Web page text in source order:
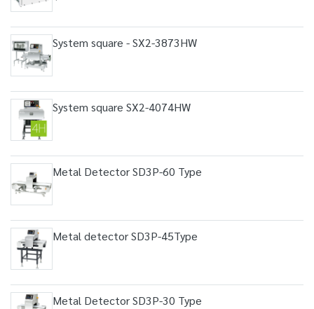
System square - SX2-3873HW
System square SX2-4074HW
Metal Detector SD3P-60 Type
Metal detector SD3P-45Type
Metal Detector SD3P-30 Type